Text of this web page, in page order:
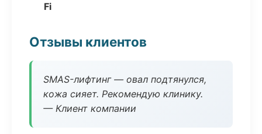
Fi
Отзывы клиентов
SMAS-лифтинг — овал подтянулся,
кожа сияет. Рекомендую клинику.
— Клиент компании